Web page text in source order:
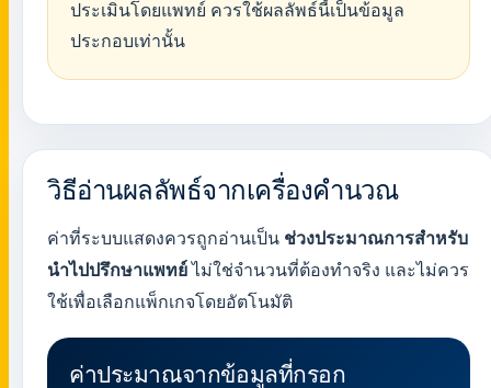
ประเมินโดยแพทย์ ควรใช้ผลลัพธ์นี้เป็นข้อมูล
ประกอบเท่านั้น
วิธีอ่านผลลัพธ์จากเครื่องคำนวณ
ค่าที่ระบบแสดงควรถูกอ่านเป็น ช่วงประมาณการสำหรับ
นำไปปรึกษาแพทย์ไม่ใช่จำนวนที่ต้องทำจริง และไม่ควร
ใช้เพื่อเลือกแพ็กเกจโดยอัตโนมัติ
ค่าประมาณจากข้อมูลที่กรอก